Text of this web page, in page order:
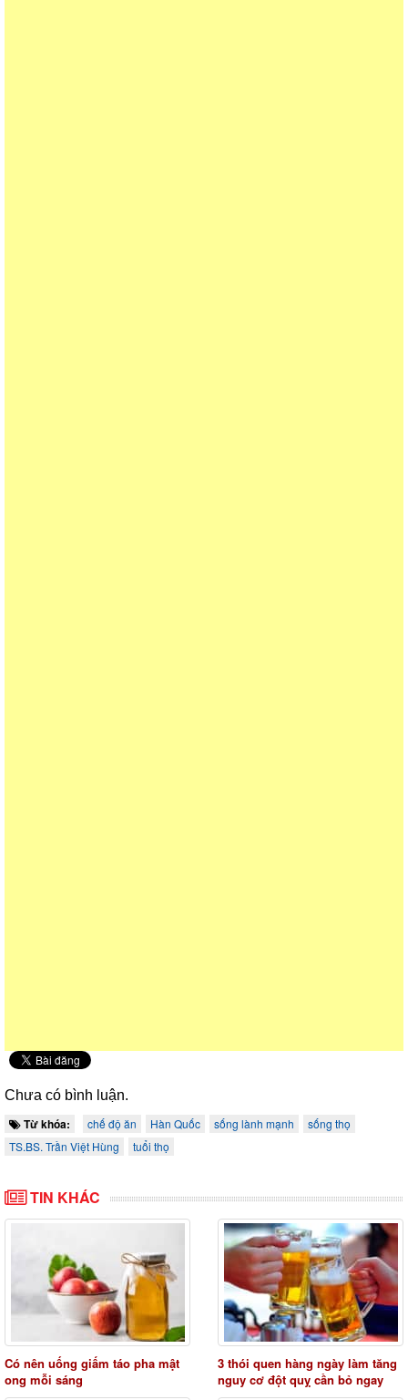
Chưa có bình luận.
Từ khóa: chế độ ăn Hàn Quốc sống lành mạnh
sống thọ
TS.BS. Trần Việt Hùng
tuổi thọ
TIN KHÁC
Có nên uống giấm táo pha mật
ong mỗi sáng
3 thói quen hàng ngày làm tăng
nguy cơ đột quỵ cần bỏ ngay